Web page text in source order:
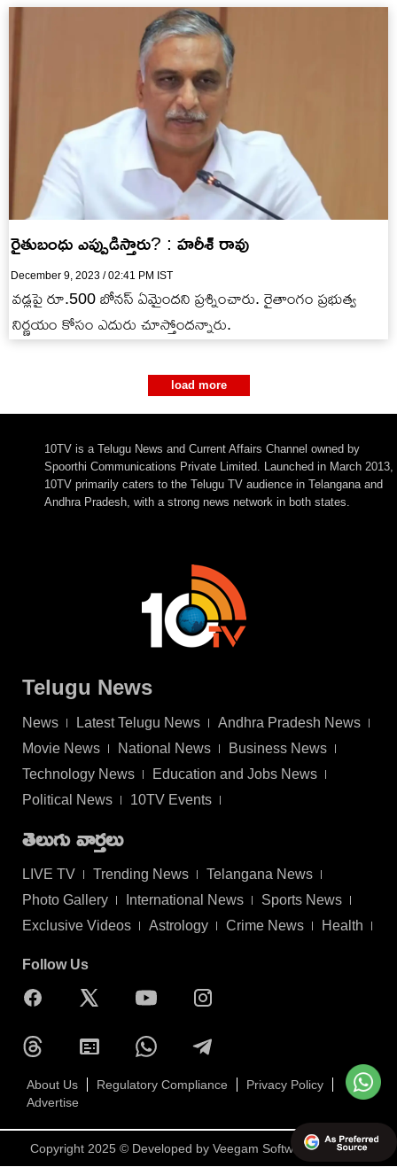
రైతుబంధు ఎప్పుడిస్తారు? : హరీశ్ రావు
December 9, 2023 / 02:41 PM IST
వడ్లపై రూ.500 బోనస్ ఏమైందని ప్రశ్నించారు. రైతాంగం ప్రభుత్వ
నిర్ణయం కోసం ఎదురు చూస్తోందన్నారు.
load more
10TV is a Telugu News and Current Affairs Channel owned by
Spoorthi Communications Private Limited. Launched in March 2013,
10TV primarily caters to the Telugu TV audience in Telangana and
Andhra Pradesh, with a strong news network in both states.
Telugu News
News Latest Telugu News
Andhra Pradesh News
Movie News
National News
Business News
Technology News
Education and Jobs News
Political News
10TV Events
తెలుగు వార్తలు
LIVE TV Trending News
Telangana News
Photo Gallery
International News
Sports News
Exclusive Videos
Astrology Crime News Health
Follow Us
About Us Regulatory Compliance
Privacy Policy
Advertise
Copyright 2025 © Developed by Veegam Software Pvt Ltd.